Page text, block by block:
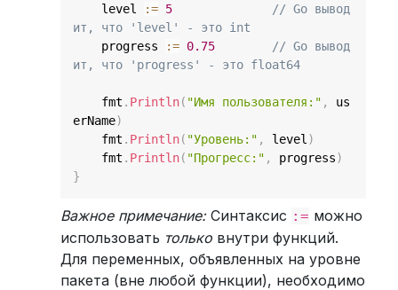
    level
:= 5
// Go вывод
ит, что 'level' - это int
    progress
:= 0.75
// Go вывод
ит, что 'progress' - это float64
    fmt
. Println( "Имя пользователя:" ,
us
erName)
    fmt
. Println( "Уровень:" , level )
    fmt
. Println( "Прогресс:" , progress)
}
Важное примечание:Синтаксис := можно
использовать только внутри функций.
Для переменных, объявленных на уровне
пакета (вне любой функции), необходимо